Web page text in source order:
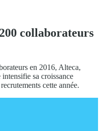
collaborateurs
en 2016, Alteca,
sa croissance
cette année.